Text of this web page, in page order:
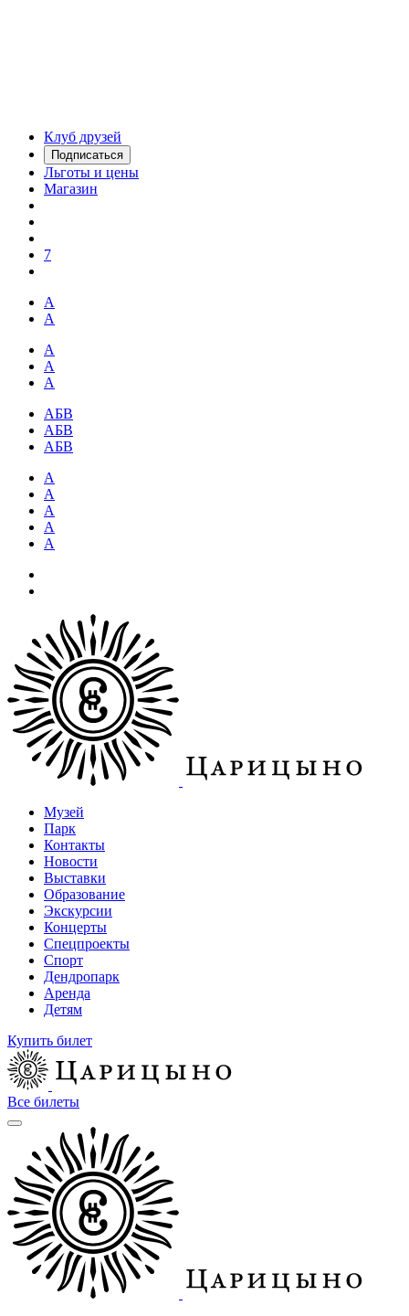
Клуб друзей
Подписаться
Льготы и цены
Магазин
7
А
А
А
А
А
АБВ
АБВ
АБВ
А
А
А
А
А
Музей
Парк
Контакты
Новости
Выставки
Образование
Экскурсии
Концерты
Спецпроекты
Спорт
Дендропарк
Аренда
Детям
Купить билет
Все билеты